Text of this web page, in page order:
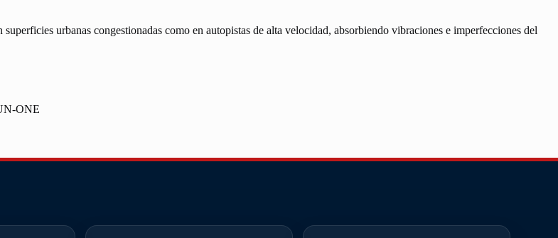
urbanas congestionadas como en autopistas de alta velocidad, absorbiendo vibraciones e imperfecciones del
ONE